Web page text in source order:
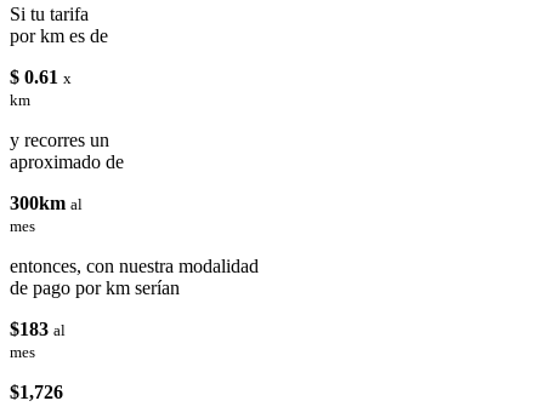
Si tu tarifa
por km es de
$ 0.61 x
km
y recorres un
aproximado de
300km al
mes
entonces, con nuestra modalidad
de pago por km serían
$183 al
mes
$1,726